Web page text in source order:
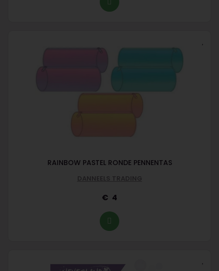
RAINBOW PASTEL RONDE PENNENTAS
DANNEELS TRADING
4